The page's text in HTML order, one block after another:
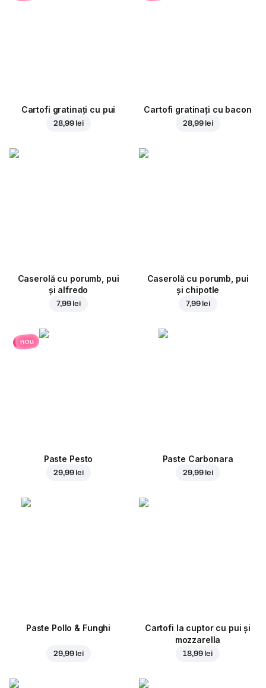
Cartofi gratinați cu pui
28,99 lei
Cartofi gratinați cu bacon
28,99 lei
Caserolă cu porumb, pui
și alfredo
7,99 lei
Caserolă cu porumb, pui
și chipotle
7,99 lei
nou
Paste Pesto
29,99 lei
Paste Carbonara
29,99 lei
Paste Pollo & Funghi
29,99 lei
Cartofi la cuptor cu pui și
mozzarella
18,99 lei